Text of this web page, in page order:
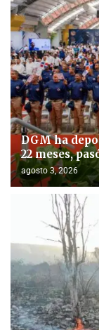
DGM ha
22 meses,
agosto 3, 2026